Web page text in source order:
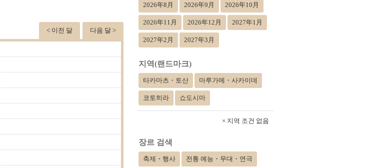
다음 달 >
< 이전 달
2026年8月 2026年9月 2026年10月
2026年11月 2026年12月 2027年1月
2027年2月 2027年3月
지역(랜드마크)
타카마츠・토산 마루가메・사카이데
코토히라 쇼도시마
× 지역 조건 없음
장르 검색
축제・행사 전통 예능・무대・연극